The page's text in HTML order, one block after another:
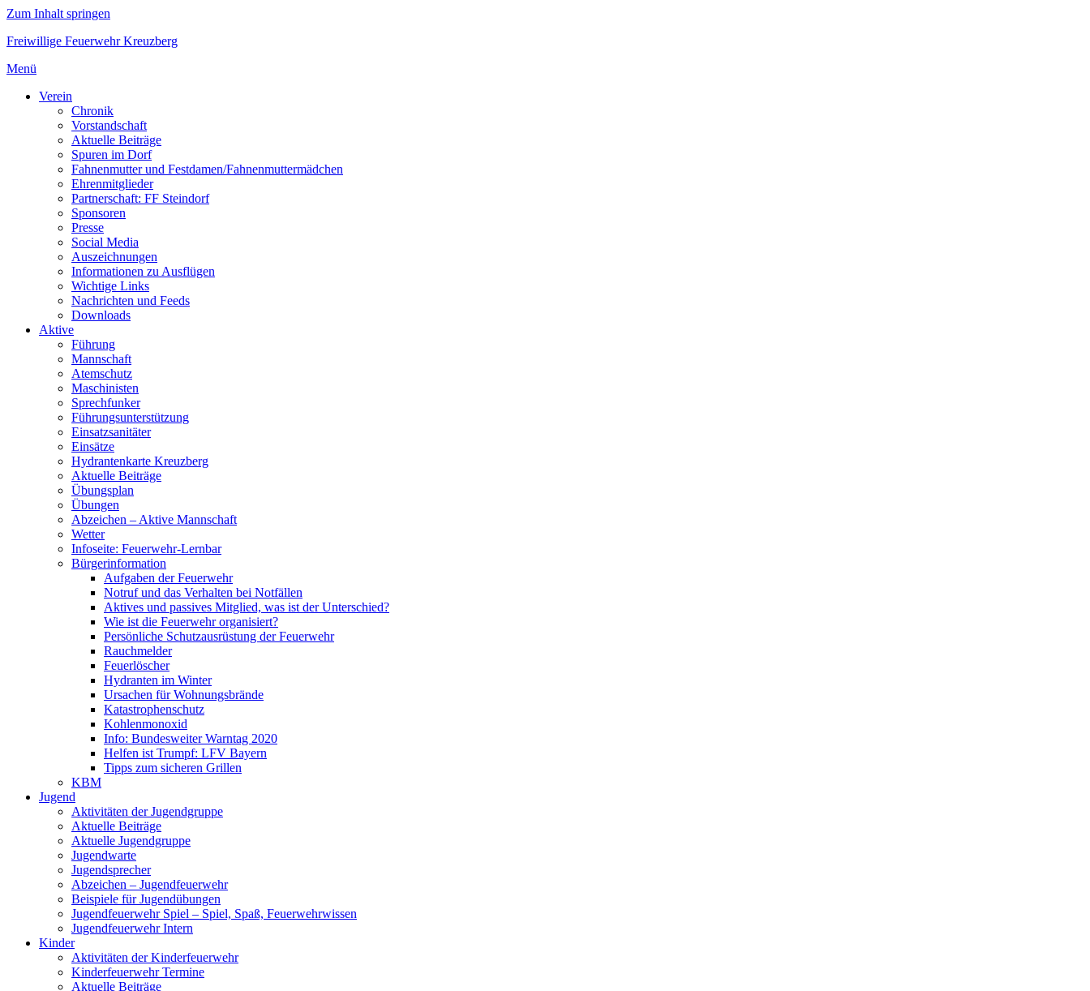
Zum Inhalt springen
Freiwillige Feuerwehr Kreuzberg
Menü
Verein
Chronik
Vorstandschaft
Aktuelle Beiträge
Spuren im Dorf
Fahnenmutter und Festdamen/Fahnenmuttermädchen
Ehrenmitglieder
Partnerschaft: FF Steindorf
Sponsoren
Presse
Social Media
Auszeichnungen
Informationen zu Ausflügen
Wichtige Links
Nachrichten und Feeds
Downloads
Aktive
Führung
Mannschaft
Atemschutz
Maschinisten
Sprechfunker
Führungsunterstützung
Einsatzsanitäter
Einsätze
Hydrantenkarte Kreuzberg
Aktuelle Beiträge
Übungsplan
Übungen
Abzeichen – Aktive Mannschaft
Wetter
Infoseite: Feuerwehr-Lernbar
Bürgerinformation
Aufgaben der Feuerwehr
Notruf und das Verhalten bei Notfällen
Aktives und passives Mitglied, was ist der Unterschied?
Wie ist die Feuerwehr organisiert?
Persönliche Schutzausrüstung der Feuerwehr
Rauchmelder
Feuerlöscher
Hydranten im Winter
Ursachen für Wohnungsbrände
Katastrophenschutz
Kohlenmonoxid
Info: Bundesweiter Warntag 2020
Helfen ist Trumpf: LFV Bayern
Tipps zum sicheren Grillen
KBM
Jugend
Aktivitäten der Jugendgruppe
Aktuelle Beiträge
Aktuelle Jugendgruppe
Jugendwarte
Jugendsprecher
Abzeichen – Jugendfeuerwehr
Beispiele für Jugendübungen
Jugendfeuerwehr Spiel – Spiel, Spaß, Feuerwehrwissen
Jugendfeuerwehr Intern
Kinder
Aktivitäten der Kinderfeuerwehr
Kinderfeuerwehr Termine
Aktuelle Beiträge